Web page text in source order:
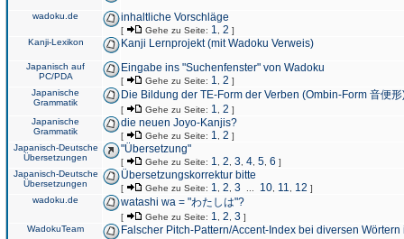
wadoku.de inhaltliche Vorschläge
[ Gehe zu Seite: 1 2 ]
Kanji-Lexikon
Kanji Lernprojekt (mit Wadoku Verweis)
Japanisch auf
PC/PDA
Eingabe ins "Suchenfenster" von Wadoku
[ Gehe zu Seite: 1 2 ]
Japanische
Grammatik
Die Bildung der TE-Form der Verben (Ombin-Form 音便形
[ Gehe zu Seite: 1 2 ]
Japanische
Grammatik
die neuen Joyo-Kanjis?
[ Gehe zu Seite: 1 2 ]
Japanisch-Deutsche
Übersetzungen
"Übersetzung"
[ Gehe zu Seite: 1 2 3 4 5 6 ]
Japanisch-Deutsche
Übersetzungen
Übersetzungskorrektur bitte
[ Gehe zu Seite: 1 2 3 10 11 12 ]
wadoku.de
watashi wa = "わたしは"?
[ Gehe zu Seite: 1 2 3 ]
WadokuTeam
Falscher Pitch-Pattern/Accent-Index bei diversen